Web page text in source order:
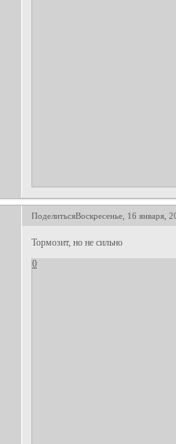
ПоделитьсяВоскресенье, 16 января,
Тормозит, но не сильно
0